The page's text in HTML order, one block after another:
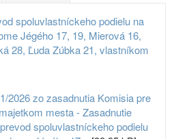
spoluvlastníckeho podielu na
Jégého 17, 19, Mierová 16,
28, Ľuda Zúbka 21, vlastníkom
2026 zo zasadnutia Komisia pre
mesta - Zasadnutie
spoluvlastníckeho podielu